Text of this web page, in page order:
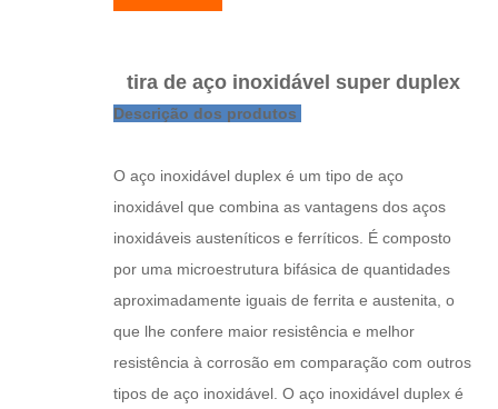
tira de aço inoxidável super duplex
Descrição dos produtos
O aço inoxidável duplex é um tipo de aço
inoxidável que combina as vantagens dos aços
inoxidáveis ​​austeníticos e ferríticos. É composto
por uma microestrutura bifásica de quantidades
aproximadamente iguais de ferrita e austenita, o
que lhe confere maior resistência e melhor
resistência à corrosão em comparação com outros
tipos de aço inoxidável. O aço inoxidável duplex é